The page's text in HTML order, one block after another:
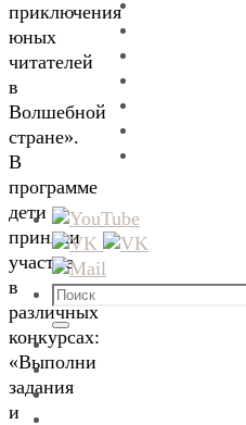
приключения
юных
читателей
в
Волшебной
стране».
В
программе
дети
приняли
участие
в
различных
конкурсах:
«Выполни
задания
и
Что
искать:
Поиск